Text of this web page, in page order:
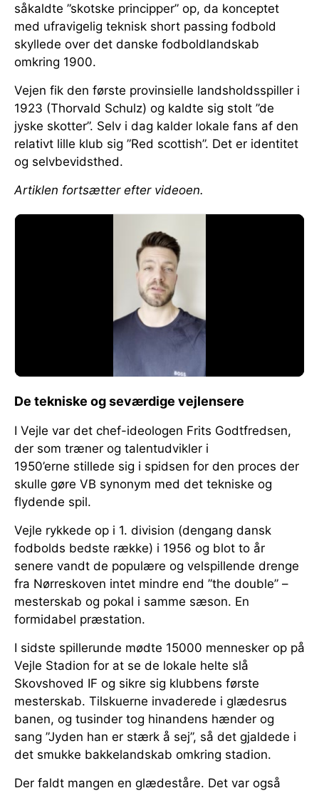
såkaldte ”skotske principper” op, da konceptet
med ufravigelig teknisk short passing fodbold
skyllede over det danske fodboldlandskab
omkring 1900.
Vejen fik den første provinsielle landsholdsspiller i
1923 (Thorvald Schulz) og kaldte sig stolt ”de
jyske skotter”. Selv i dag kalder lokale fans af den
relativt lille klub sig ”Red scottish”. Det er identitet
og selvbevidsthed.
Artiklen fortsætter efter videoen.
De tekniske og seværdige vejlensere
I Vejle var det chef-ideologen Frits Godtfredsen,
der som træner og talentudvikler i
1950’erne stillede sig i spidsen for den proces der
skulle gøre VB synonym med det tekniske og
flydende spil.
Vejle rykkede op i 1. division (dengang dansk
fodbolds bedste række) i 1956 og blot to år
senere vandt de populære og velspillende drenge
fra Nørreskoven intet mindre end ”the double” –
mesterskab og pokal i samme sæson. En
formidabel præstation.
I sidste spillerunde mødte 15000 mennesker op på
Vejle Stadion for at se de lokale helte slå
Skovshoved IF og sikre sig klubbens første
mesterskab. Tilskuerne invaderede i glædesrus
banen, og tusinder tog hinandens hænder og
sang ”Jyden han er stærk å sej”, så det gjaldede i
det smukke bakkelandskab omkring stadion.
Der faldt mangen en glædeståre. Det var også